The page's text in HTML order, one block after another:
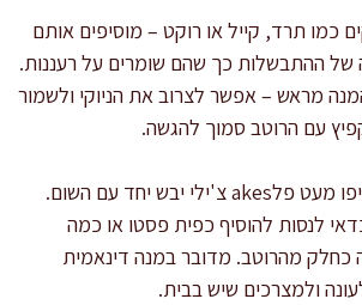
כמו תרד, קייל או רוקט – מוסיפים אותם
ההתבשלות כך שהם שומרים על רעננות.
מראש – אפשר לצרוב את הניוקי ולשמור
עם הרוטב סמוך להגשה.
אוהבים חריפות? הוסיפו מעט פלakes צ'ילי יבש יחד עם השום.
לנסות להוסיף כפית פסטו או כמה
כחלק מהרוטב. מדובר במנה דינאמית
ולמצרכים שיש בבית.